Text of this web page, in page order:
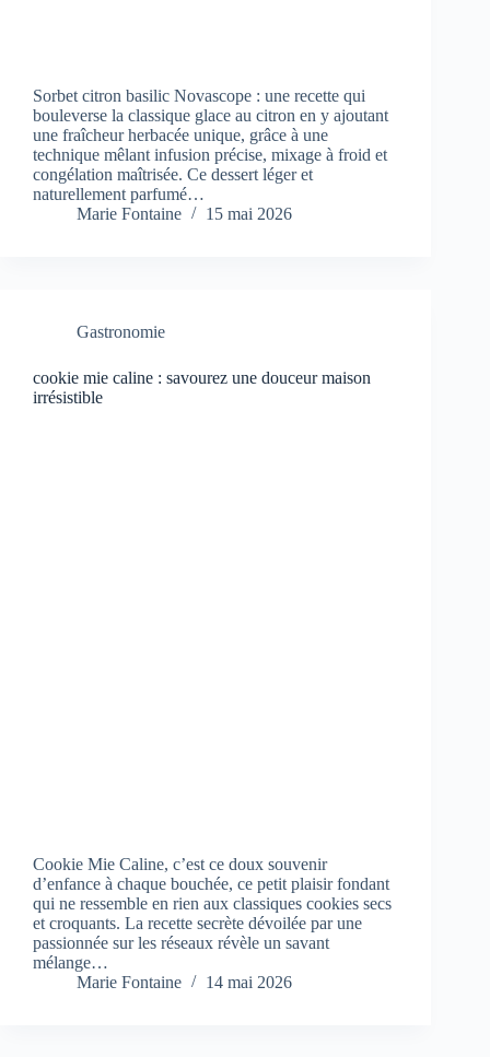
Sorbet citron basilic Novascope : une recette qui
bouleverse la classique glace au citron en y ajoutant
une fraîcheur herbacée unique, grâce à une
technique mêlant infusion précise, mixage à froid et
congélation maîtrisée. Ce dessert léger et
naturellement parfumé…
Marie Fontaine
15 mai 2026
Gastronomie
cookie mie caline : savourez une douceur maison
irrésistible
Cookie Mie Caline, c’est ce doux souvenir
d’enfance à chaque bouchée, ce petit plaisir fondant
qui ne ressemble en rien aux classiques cookies secs
et croquants. La recette secrète dévoilée par une
passionnée sur les réseaux révèle un savant
mélange…
Marie Fontaine
14 mai 2026